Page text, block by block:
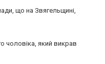
що на Звягельщині,
чоловіка, який викрав